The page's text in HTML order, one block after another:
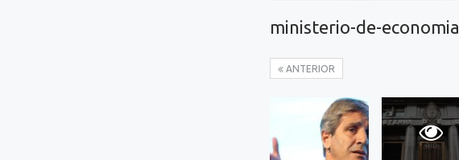
ministerio-de-economia
ANTERIOR